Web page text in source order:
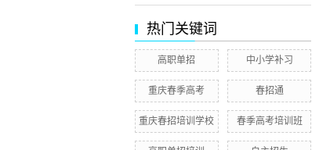
热门关键词
高职单招 中小学补习
重庆春季高考 春招通
重庆春招培训学校 春季高考培训班